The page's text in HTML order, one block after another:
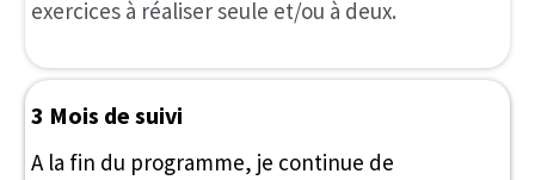
qui ont conscience que ce sont leurs actions qui
motivées et déterminées à se prendre en main et
à mettre en place les actions nécessaires pour
vivre leur vie idéale.